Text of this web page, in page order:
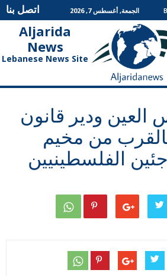
الجمعة, أغسطس 7, 2026 اتصل بنا
Aljarida
News
Lebanese News Site
العين ودير قانون
من مخيم
الفلسطينيين